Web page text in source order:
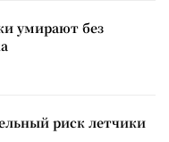
умирают без
риск летчики